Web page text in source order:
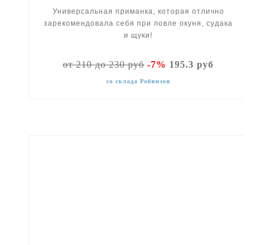
Универсальная приманка, которая отлично
зарекомендовала себя при ловле окуня, судака
и щуки!
от 210 до 230 руб-7% 195.3 руб
со склада Робинзон